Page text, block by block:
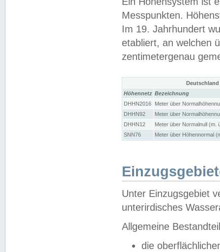
Messpunkten.
Im 19. Jahrhundert
etabliert, an welchen
zentimetergenau
Höhennetz Bezeichnung
DHHN2016
Meter über
DHHN92
Meter über
DHHN12
Meter über Normalnull (m.
SNN76
Meter über Höhennormal
Unter Einzugsgebiet
unterirdisches
Allgemeine
die